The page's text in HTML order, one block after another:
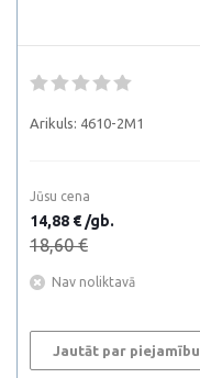
Arikuls: 4610-2M1
Jūsu cena
14,88 € /gb.
18,60 €
Nav noliktavā
Jautāt par piejamību